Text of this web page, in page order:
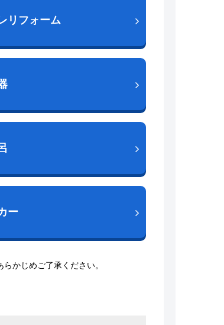
リフォーム
ー
かじめご了承ください。